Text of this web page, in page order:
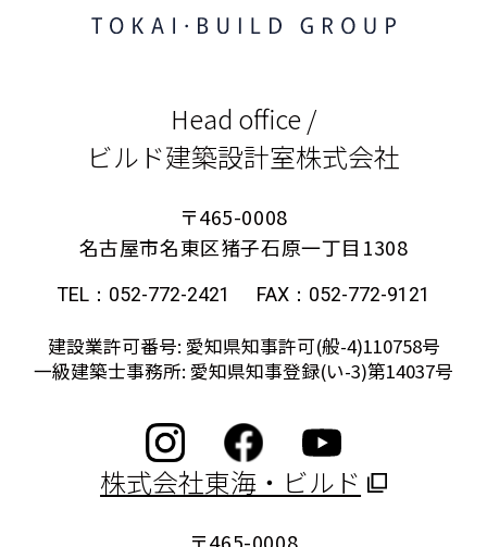
Head office /
ビルド建築設計室株式会社
〒465-0008
名古屋市名東区猪子石原一丁目1308
TEL：052-772-2421 FAX：052-772-9121
建設業許可番号: 愛知県知事許可(般-4)110758号
一級建築士事務所: 愛知県知事登録(い-3)第14037号
株式会社東海・ビルド
〒465-0008